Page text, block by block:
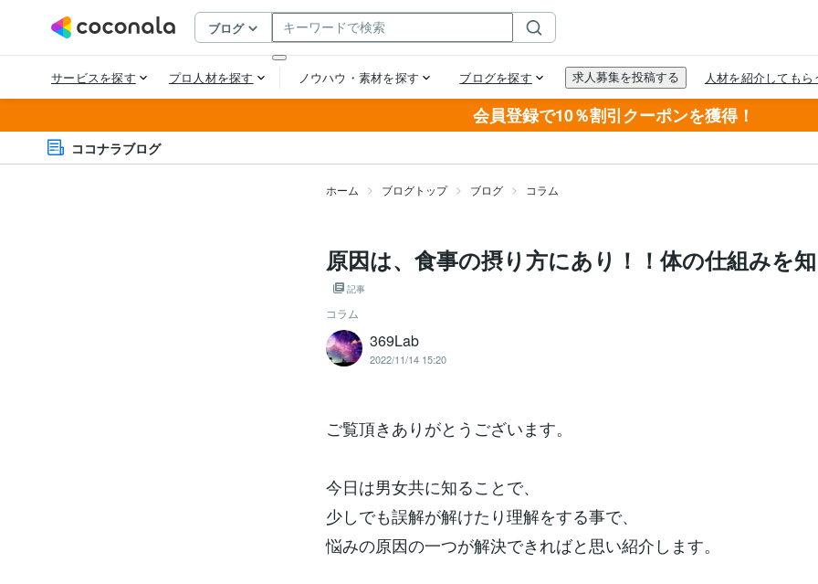
会員登録で10％割引クーポンを獲得！
ココナラブログ
ホーム ブログトップ ブログ コラム
原因は、食事の摂り方にあり！！体の仕組みを
記事
コラム
369Lab
2022/11/14 15:20
ご覧頂きありがとうございます。
今日は男女共に知ることで、
少しでも誤解が解けたり理解をする事で、
悩みの原因の一つが解決できればと思い紹介します。